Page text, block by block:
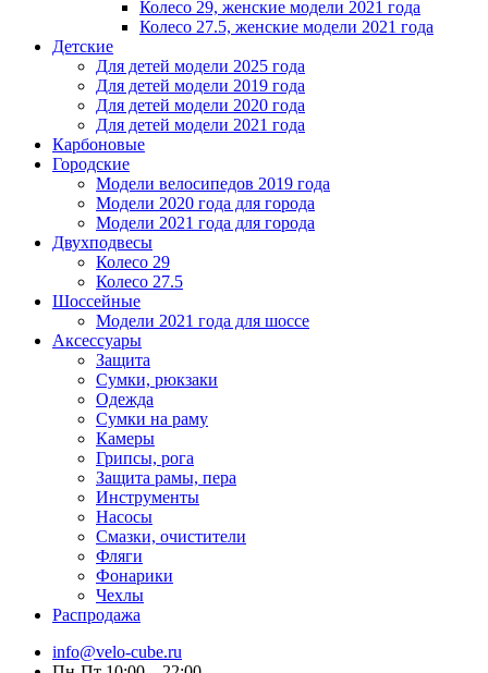
Колесо 29, женские модели 2021 года
Колесо 27.5, женские модели 2021 года
Детские
Для детей модели 2025 года
Для детей модели 2019 года
Для детей модели 2020 года
Для детей модели 2021 года
Карбоновые
Городские
Модели велосипедов 2019 года
Модели 2020 года для города
Модели 2021 года для города
Двухподвесы
Колесо 29
Колесо 27.5
Шоссейные
Модели 2021 года для шоссе
Аксессуары
Защита
Сумки, рюкзаки
Одежда
Сумки на раму
Камеры
Грипсы, рога
Защита рамы, пера
Инструменты
Насосы
Смазки, очистители
Фляги
Фонарики
Чехлы
Распродажа
info@velo-cube.ru